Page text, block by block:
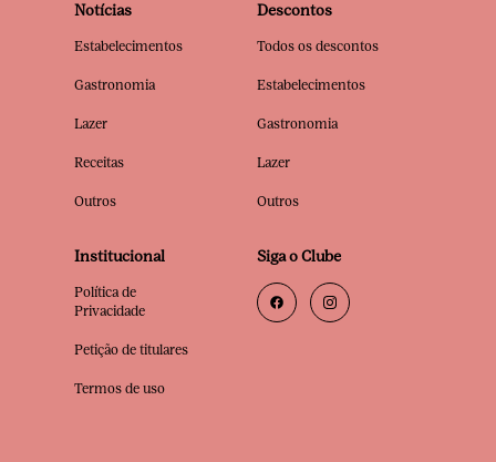
Notícias
Estabelecimentos
Gastronomia
Lazer
Receitas
Outros
Descontos
Todos os descontos
Estabelecimentos
Gastronomia
Lazer
Outros
Institucional
Política de
Privacidade
Petição de titulares
Termos de uso
Siga o Clube